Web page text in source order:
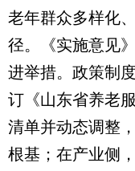
老年群众多样化
径。《实施意见
进举措。政策制
订《山东省养老
清单并动态调整
根基；在产业侧